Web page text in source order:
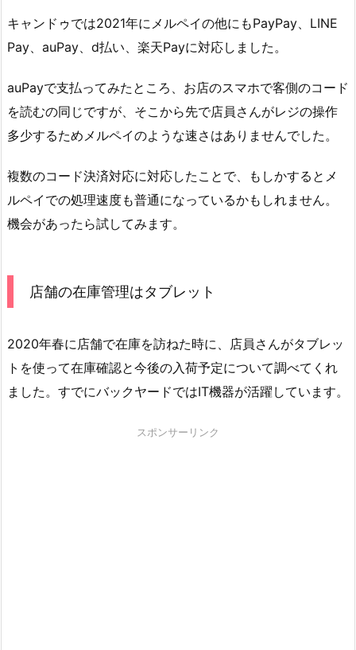
キャンドゥでは2021年にメルペイの他にもPayPay、LINE
Pay、auPay、d払い、楽天Payに対応しました。
auPayで支払ってみたところ、お店のスマホで客側のコード
を読むの同じですが、そこから先で店員さんがレジの操作
多少するためメルペイのような速さはありませんでした。
複数のコード決済対応に対応したことで、もしかするとメ
ルペイでの処理速度も普通になっているかもしれません。
機会があったら試してみます。
店舗の在庫管理はタブレット
2020年春に店舗で在庫を訪ねた時に、店員さんがタブレッ
トを使って在庫確認と今後の入荷予定について調べてくれ
ました。すでにバックヤードではIT機器が活躍しています。
スポンサーリンク